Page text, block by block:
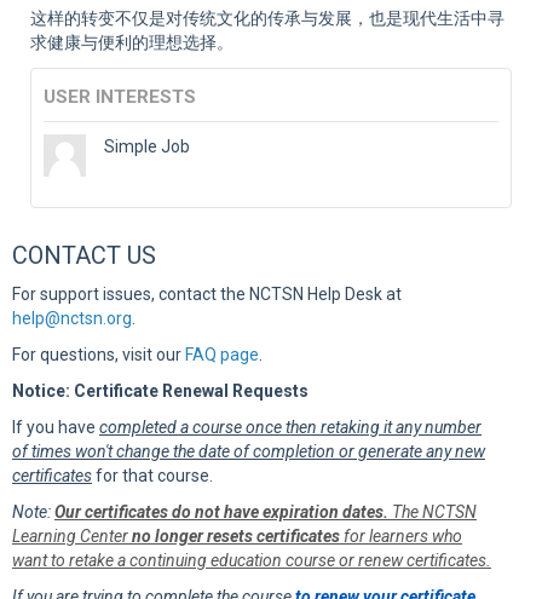
这样的转变不仅是对传统文化的传承与发展，也是现代生活中寻
求健康与便利的理想选择。
USER INTERESTS
Simple Job
CONTACT US
For support issues, contact the NCTSN Help Desk at
help@nctsn.org
For questions, visit our FAQ page
Notice: Certificate Renewal Requests
If you have completed a course once then retaking it any number
of times won't change the date of completion or generate any new
certificatesfor that course.
Note:Our certificates do not have expiration dates. The NCTSN
Learning Centerno longer resets certificates for learners who
want to retake a continuing education course or renew certificates.